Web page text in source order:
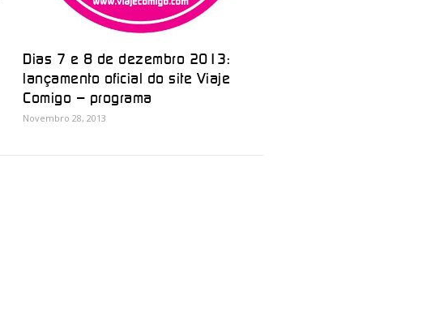
Dias 7 e 8 de dezembro 2013:
lançamento oficial do site Viaje
Comigo – programa
Novembro 28, 2013